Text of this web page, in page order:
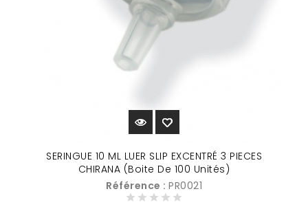
SERINGUE 10 ML LUER SLIP EXCENTRÉ 3 PIECES
CHIRANA (boite De 100 Unités)
Référence : PR0021